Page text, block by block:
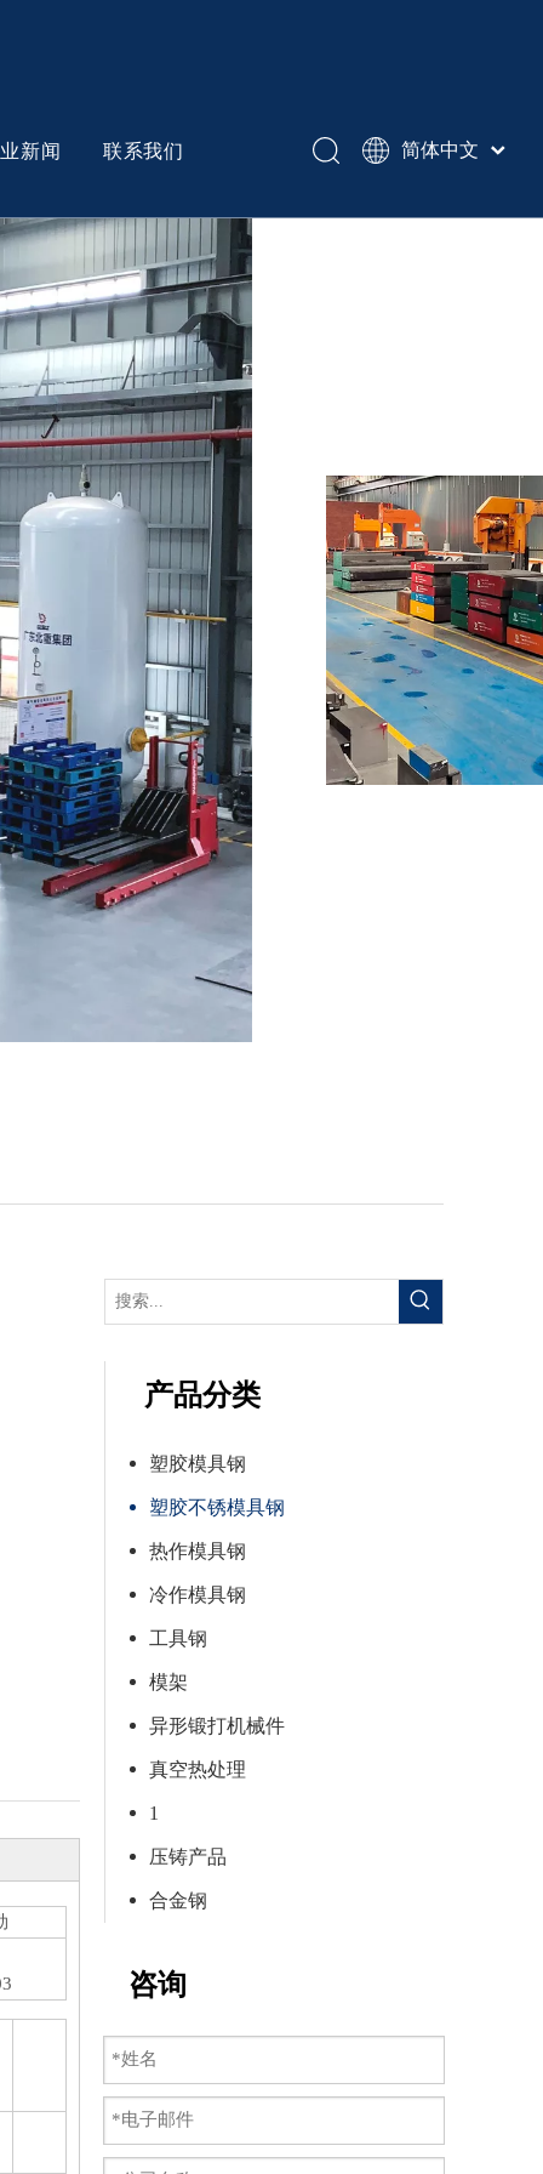
冷作模具钢
异形锻打机械件
新闻 联系我们
简体中文
Español
产品分类
塑胶模具钢
塑胶不锈模具钢
热作模具钢
冷作模具钢
工具钢
模架
异形锻打机械件
真空热处理
1
压铸产品
合金钢
咨询